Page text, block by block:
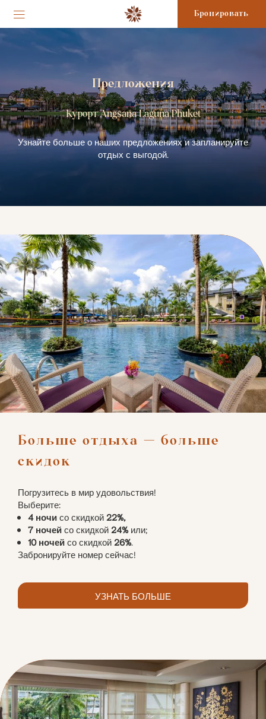
Бронировать
Предложения
Курорт Angsana Laguna Phuket
Узнайте больше о наших предложениях и запланируйте
отдых с выгодой.
Больше отдыха — больше
скидок
Погрузитесь в мир удовольствия!
Выберите:
4 ночи со скидкой 22%,
7 ночей со скидкой 24%или;
10 ночей со скидкой 26%.
Забронируйте номер сейчас!
УЗНАТЬ БОЛЬШЕ